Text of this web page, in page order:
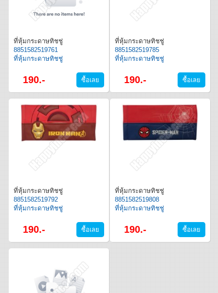
ที่หุ้มกระดาษทิชชู่
8851582519761
ที่หุ้มกระดาษทิชชู่
190.-
ที่หุ้มกระดาษทิชชู่
8851582519785
ที่หุ้มกระดาษทิชชู่
190.-
ที่หุ้มกระดาษทิชชู่
8851582519792
ที่หุ้มกระดาษทิชชู่
190.-
ที่หุ้มกระดาษทิชชู่
8851582519808
ที่หุ้มกระดาษทิชชู่
190.-